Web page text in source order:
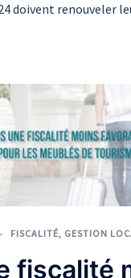
doivent renouveler
FISCALITÉ, GESTION
fiscalité